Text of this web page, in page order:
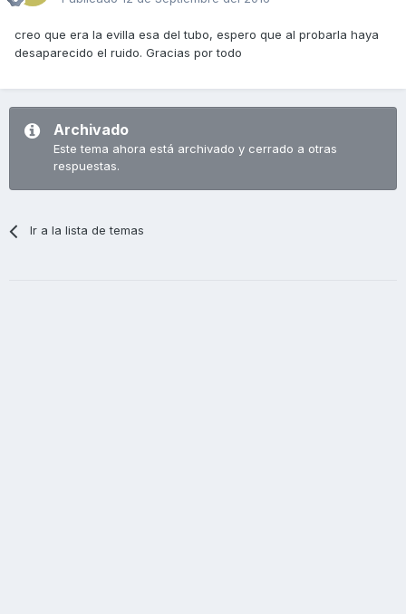
creo que era la evilla esa del tubo, espero que al probarla haya
desaparecido el ruido. Gracias por todo
Archivado
Este tema ahora está archivado y cerrado a otras
respuestas.
Ir a la lista de temas